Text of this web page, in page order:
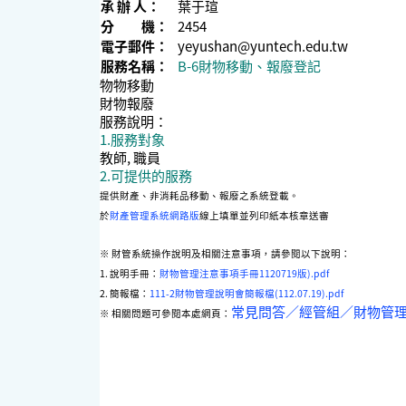
承 辦 人：
葉于瑄
分 機：
2454
電子郵件：
yeyushan@yuntech.edu.tw
服務名稱：
B-6財物移動、報廢登記
物物移動
財物報廢
服務說明：
1.服務對象
教師, 職員
2.可提供的服務
提供財產、非消耗品移動、報廢之系統登載。
於財產管理系統網路版線上填單並列印紙本核章送審
※ 財管系統操作說明及相關注意事項，請參閱以下說明：
1. 說明手冊： 財物管理注意事項手冊1120719版).pdf
2. 簡報檔： 111-2財物管理說明會簡報檔(112.07.19).pdf
※ 相關問題可參閱本處網頁： 常見問答／經管組／財物管